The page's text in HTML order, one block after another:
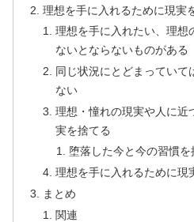
理想を手に入れるために現実
理想を手に入れたい、理想
ないとならないものがある
同じ状況にとどまっていて
ない
理想・憧れの現実や人に近
実を捨てる
堕落した今と今の習慣を
理想を手に入れるために現
まとめ
関連